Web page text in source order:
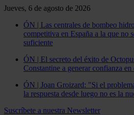
Jueves, 6 de agosto de 2026
ÓN | Las centrales de bombeo
competitiva en España a la que no
suficiente
ÓN | El secreto del éxito de
Constantine a generar confianza en
ÓN | Joan Groizard: "Si el
la respuesta desde luego no es la
Suscríbete a nuestra Newsletter